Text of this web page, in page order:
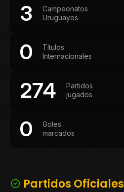
3
Campeonatos
Uruguayos
0
Títulos
Internacionales
274
Partidos
jugados
0
Goles
marcados
Partidos Oficiales